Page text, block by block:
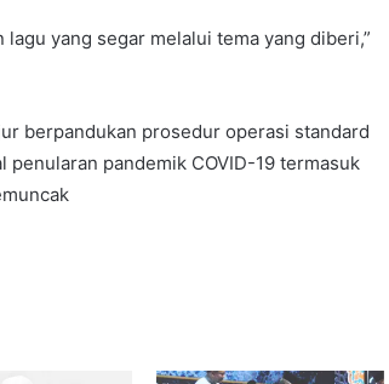
yang segar melalui tema yang diberi,”
berpandukan prosedur operasi standard
penularan pandemik COVID-19 termasuk